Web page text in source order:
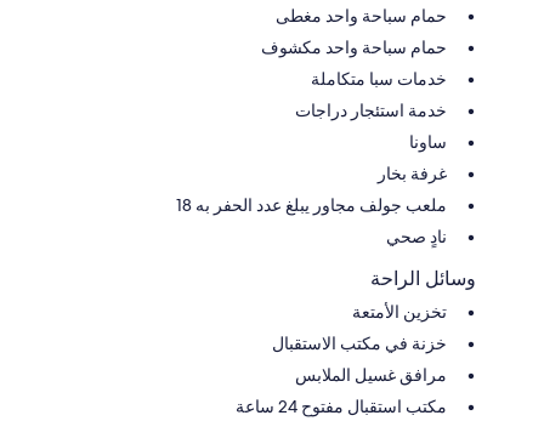
حمام سباحة واحد مغطى
حمام سباحة واحد مكشوف
خدمات سبا متكاملة
خدمة استئجار دراجات
ساونا
غرفة بخار
ملعب جولف مجاور يبلغ عدد الحفر به 18
نادٍ صحي
وسائل الراحة
تخزين الأمتعة
خزنة في مكتب الاستقبال
مرافق غسيل الملابس
مكتب استقبال مفتوح 24 ساعة